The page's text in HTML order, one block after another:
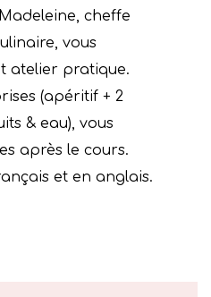
Madeleine, cheffe
vous
atelier pratique.
(apéritif + 2
& eau), vous
après le cours.
et en anglais.